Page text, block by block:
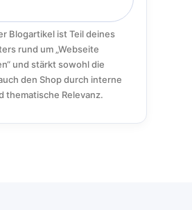
Blogartikel ist Teil deines
rund um „Webseite
und stärkt sowohl die
den Shop durch interne
thematische Relevanz.